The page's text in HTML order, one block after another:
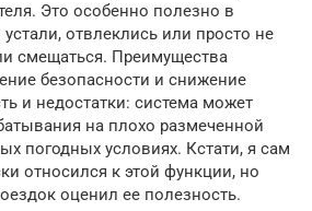
Это особенно полезно в
отвлеклись или просто не
смещаться. Преимущества
безопасности и снижение
и недостатки: система может
на плохо размеченной
погодных условиях. Кстати, я сам
относился к этой функции, но
оценил ее полезность.